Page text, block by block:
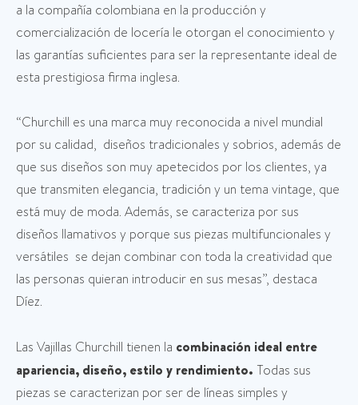
a la compañía colombiana en la producción y
comercialización de locería le otorgan el conocimiento y
las garantías suficientes para ser la representante ideal de
esta prestigiosa firma inglesa.
“Churchill es una marca muy reconocida a nivel mundial
por su calidad, diseños tradicionales y sobrios, además de
que sus diseños son muy apetecidos por los clientes, ya
que transmiten elegancia, tradición y un tema vintage, que
está muy de moda. Además, se caracteriza por sus
diseños llamativos y porque sus piezas multifuncionales y
versátiles se dejan combinar con toda la creatividad que
las personas quieran introducir en sus mesas”, destaca
Díez.
Las Vajillas Churchill tienen la combinación ideal entre
apariencia, diseño, estilo y rendimiento. Todas sus
piezas se caracterizan por ser de líneas simples y